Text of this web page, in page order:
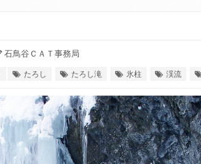
石鳥谷ＣＡＴ事務局
たろし たろし滝 氷柱 渓流